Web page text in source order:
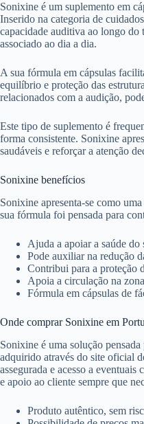
Sonixine é um suplemento em
Inserido na categoria de
capacidade auditiva ao longo do
associado ao dia a dia.
A sua fórmula em cápsulas
equilíbrio e proteção das
relacionados com a audição,
Este tipo de suplemento é
forma consistente. Sonixine
saudáveis e reforçar a atenção
Sonixine benefícios
Sonixine apresenta-se como
sua fórmula foi pensada para
Ajuda a apoiar a saúde
Pode auxiliar na redução
Contribui para a proteção
Apoia a circulação na
Fórmula em cápsulas de
Onde comprar Sonixine em
Sonixine é uma solução
adquirido através do site oficial
assegurada e acesso a
e apoio ao cliente sempre que
Produto autêntico, sem